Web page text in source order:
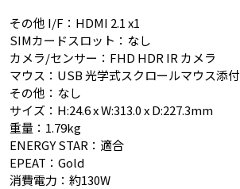
その他 I/F：HDMI 2.1 x1
SIMカードスロット：なし
カメラ/センサー：FHD HDR IR カメラ
マウス：USB 光学式スクロールマウス添付
その他：なし
サイズ：H:24.6 x W:313.0 x D:227.3mm
重量：1.79kg
ENERGY STAR：適合
EPEAT：Gold
消費電力：約130W